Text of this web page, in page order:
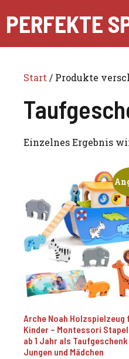
Inhalt
springen
PERFEKTE
Start / Produkte
Einzelnes Ergebnis
Arche Noah Holzspielzeug
Kinder – Montessori
ab 1 Jahr als
Jungen und Mädchen